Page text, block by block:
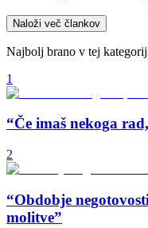
Naloži več člankov
Najbolj brano v tej
1
“Če imaš nekoga
2
“Obdobje
molitve”